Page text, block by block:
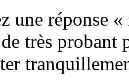
une réponse
très probant